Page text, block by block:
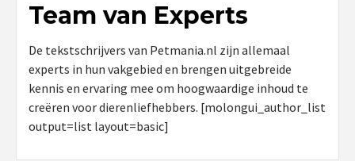
Team van Experts
De tekstschrijvers van Petmania.nl zijn allemaal
experts in hun vakgebied en brengen uitgebreide
kennis en ervaring mee om hoogwaardige inhoud te
creëren voor dierenliefhebbers. [molongui_author_list
output=list layout=basic]